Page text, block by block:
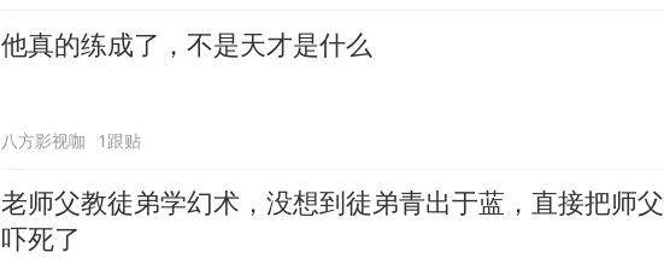
他真的练成了，不是天才是什么
八方影视咖 1跟贴
老师父教徒弟学幻术，没想到徒弟青出于蓝，直接把师父
吓死了